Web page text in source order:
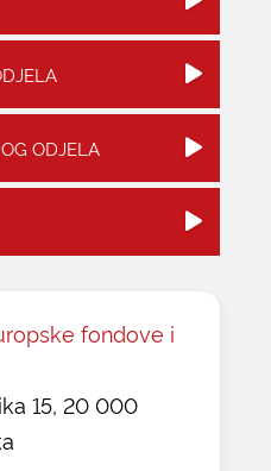
ODJELA
fondove i
15, 20 000